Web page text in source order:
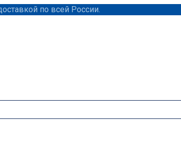
по всей России.